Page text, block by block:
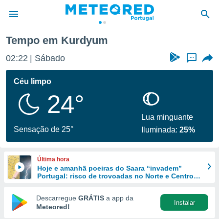
da
foi
fornecidas
a este
das
e
forma
digital
Tempo em Kurdyum
02:22 Sábado ...
Céu limpo
24°
Sensação de 25°
Lua minguante
Iluminada:25%
Última hora
Hoje e amanhã poeiras do Saara “invadem”
Portugal: risco de trovoadas no Norte e Centro
Descarregue GRÁTIS a app da
Meteored!
Instalar